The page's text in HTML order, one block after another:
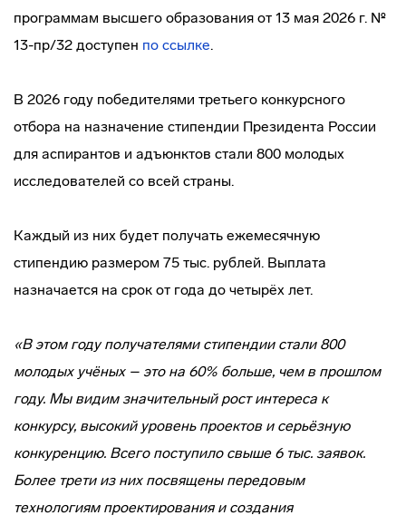
программам высшего образования от 13 мая 2026 г. №
13-пр/32 доступен по ссылке.
В 2026 году победителями третьего конкурсного
отбора на назначение стипендии Президента России
для аспирантов и адъюнктов стали 800 молодых
исследователей со всей страны.
Каждый из них будет получать ежемесячную
стипендию размером 75 тыс. рублей. Выплата
назначается на срок от года до четырёх лет.
«В этом году получателями стипендии стали 800
молодых учёных – это на 60% больше, чем в прошлом
году. Мы видим значительный рост интереса к
конкурсу, высокий уровень проектов и серьёзную
конкуренцию. Всего поступило свыше 6 тыс. заявок.
Более трети из них посвящены передовым
технологиям проектирования и создания